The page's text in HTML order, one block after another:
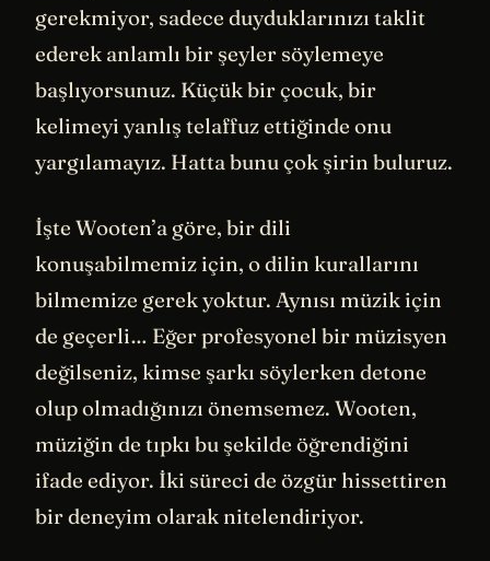
gerekmiyor, sadece duyduklarınızı taklit
ederek anlamlı bir şeyler söylemeye
başlıyorsunuz. Küçük bir çocuk, bir
kelimeyi yanlış telaffuz ettiğinde onu
yargılamayız. Hatta bunu çok şirin buluruz.
İşte Wooten’a göre, bir dili
konuşabilmemiz için, o dilin kurallarını
bilmemize gerek yoktur. Aynısı müzik için
de geçerli… Eğer profesyonel bir müzisyen
değilseniz, kimse şarkı söylerken detone
olup olmadığınızı önemsemez. Wooten,
müziğin de tıpkı bu şekilde öğrendiğini
ifade ediyor. İki süreci de özgür hissettiren
bir deneyim olarak nitelendiriyor.